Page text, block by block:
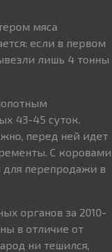
мяса
если в первом
лишь 4 тонны
43-45 суток.
перед ней идет
С коровами
для перепродажи в
органов за 2010-
в отличие от
ни тешился,